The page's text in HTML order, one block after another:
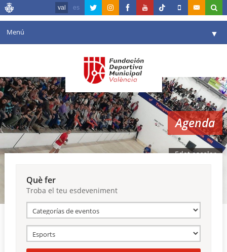
val es
Menú ▼
Agenda
Instal·lacions ▼
Comunicació ▼
València en esport ▼
Reserves
Agenda
Edat escolar
Què fer
Troba el teu esdeveniment